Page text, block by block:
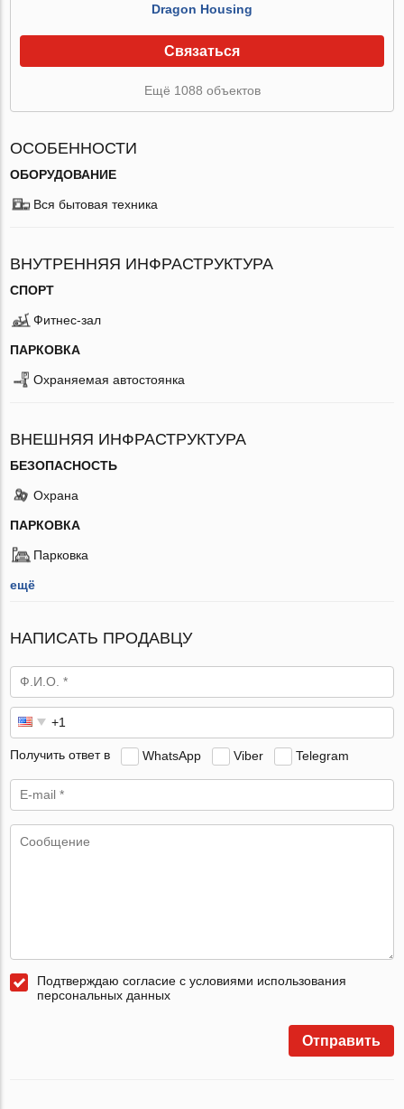
Dragon Housing
Связаться
Ещё 1088 объектов
ОСОБЕННОСТИ
ОБОРУДОВАНИЕ
Вся бытовая техника
ВНУТРЕННЯЯ ИНФРАСТРУКТУРА
СПОРТ
Фитнес-зал
ПАРКОВКА
Охраняемая автостоянка
ВНЕШНЯЯ ИНФРАСТРУКТУРА
БЕЗОПАСНОСТЬ
Охрана
ПАРКОВКА
Парковка
ещё
НАПИСАТЬ ПРОДАВЦУ
Получить ответ в WhatsApp Viber Telegram
Подтверждаю согласие с условиями использования
персональных данных
Отправить